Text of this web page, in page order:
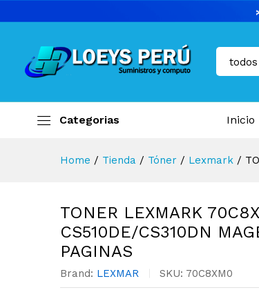
todos
Categorias Inicio
Home / Tienda / Tóner / Lexmark /
TONER LEXMARK
CS510DE/CS310DN
PAGINAS
Brand: LEXMAR SKU: 70C8XM0
Descripción del producto